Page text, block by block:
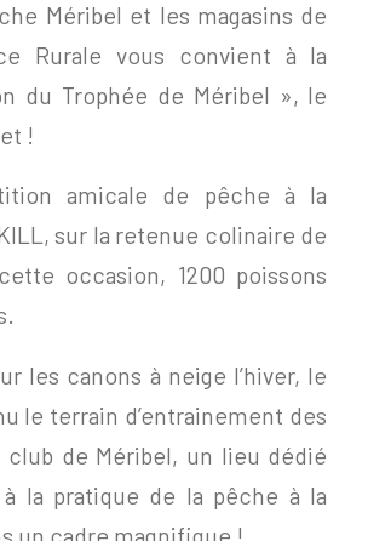
Méribel et les magasins de
Rurale vous convient à la
du Trophée de Méribel », le
!
amicale de pêche à la
sur la retenue colinaire de
occasion, 1200 poissons
les canons à neige l’hiver, le
le terrain d’entrainement des
club de Méribel, un lieu dédié
la pratique de la pêche à la
un cadre magnifique !